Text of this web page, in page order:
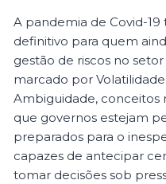
A pandemia de Covid-
definitivo para quem
gestão de riscos no
marcado por
Ambiguidade, conceitos
que governos estejam
preparados para o
capazes de antecipar
tomar decisões sob